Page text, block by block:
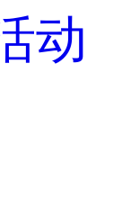
动